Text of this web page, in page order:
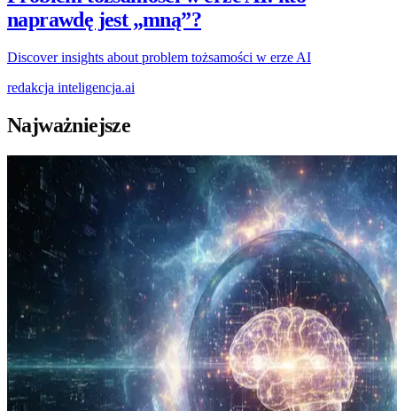
naprawdę jest „mną”?
Discover insights about problem tożsamości w erze AI
redakcja inteligencja.ai
Najważniejsze